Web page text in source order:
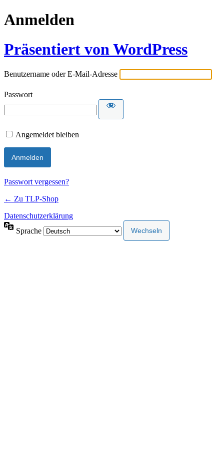
Anmelden
Präsentiert von WordPress
Benutzername oder E-Mail-Adresse
Passwort
Angemeldet bleiben
Passwort vergessen?
← Zu TLP-Shop
Datenschutzerklärung
Sprache